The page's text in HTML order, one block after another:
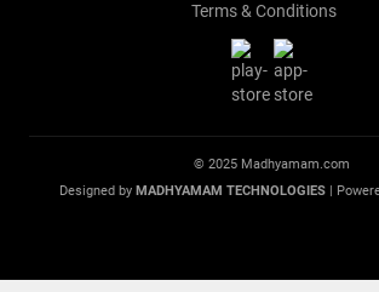
Terms & Conditions
© 2025 Madhyamam.com
Designed by MADHYAMAM TECHNOLOGIES |